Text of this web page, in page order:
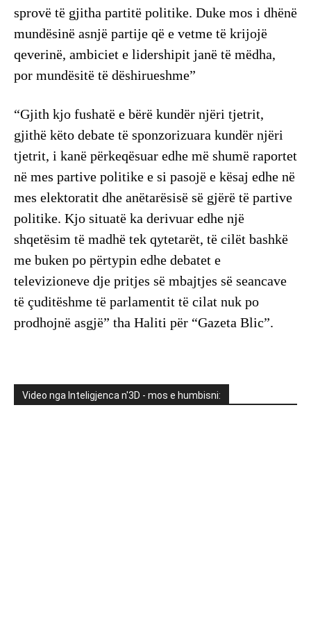
sprovë të gjitha partitë politike. Duke mos i dhënë
mundësinë asnjë partije që e vetme të krijojë
qeverinë, ambiciet e lidershipit janë të mëdha,
por mundësitë të dëshirueshme”
“Gjith kjo fushatë e bërë kundër njëri tjetrit,
gjithë këto debate të sponzorizuara kundër njëri
tjetrit, i kanë përkeqësuar edhe më shumë raportet
në mes partive politike e si pasojë e kësaj edhe në
mes elektoratit dhe anëtarësisë së gjërë të partive
politike. Kjo situatë ka derivuar edhe një
shqetësim të madhë tek qytetarët, të cilët bashkë
me buken po përtypin edhe debatet e
televizioneve dje pritjes së mbajtjes së seancave
të çuditëshme të parlamentit të cilat nuk po
prodhojnë asgjë” tha Haliti për “Gazeta Blic”.
Video nga Inteligjenca n'3D - mos e humbisni: